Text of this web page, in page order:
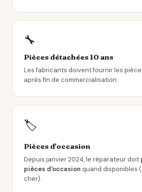
🔧
Pièces détachées 10 ans
Les fabricants doivent fournir les
après fin de commercialisation.
🏷️
Pièces d'occasion
Depuis janvier 2024, le réparateur doit
pièces d'occasion quand disponibles
cher).